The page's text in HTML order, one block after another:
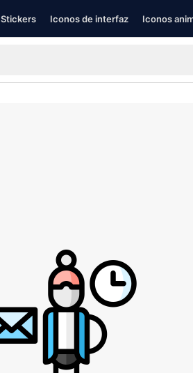
Stickers Iconos de interfaz Iconos